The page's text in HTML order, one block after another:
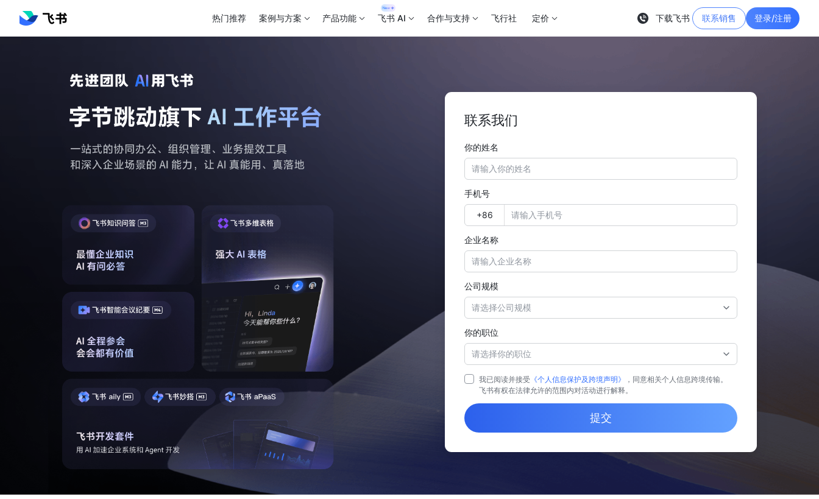
热门推荐 案例与方案 产品功能 飞书 AI 合作与支持 飞行社 定价 下载飞书 联系销售 登录/注册
联系我们
你的姓名
手机号
企业名称
公司规模
请选择公司规模
你的职位
请选择你的职位
我已阅读并接受 《个人信息保护及跨境声明》
，同意相关个人信息跨境传输。
飞书有权在法律允许的范围内对活动进行解释。
提交